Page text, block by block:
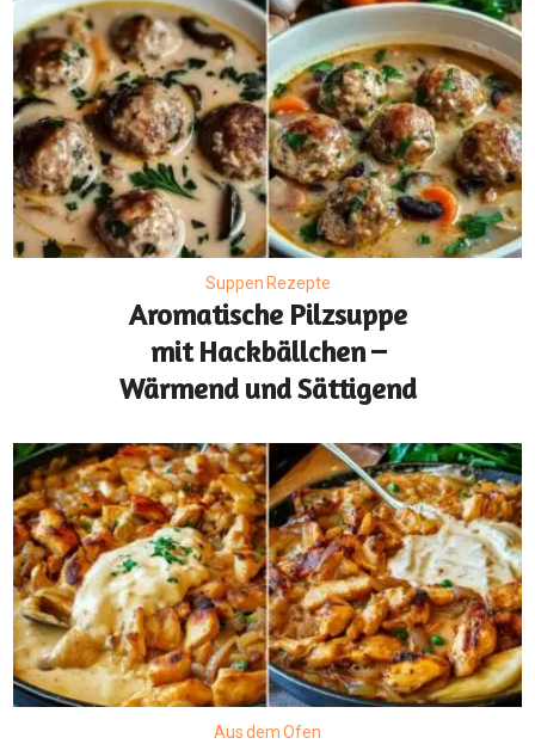
Suppen Rezepte
Aromatische Pilzsuppe
mit Hackbällchen –
Wärmend und Sättigend
Aus dem Ofen